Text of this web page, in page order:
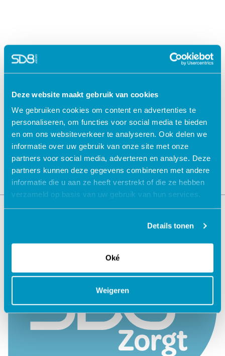
Deze website maakt gebruik van cookies
We gebruiken cookies om content en advertenties te
personaliseren, om functies voor social media te bieden
en om ons websiteverkeer te analyseren. Ook delen we
informatie over uw gebruik van onze site met onze
partners voor social media, adverteren en analyse. Deze
partners kunnen deze gegevens combineren met andere
informatie die u aan ze heeft verstrekt of die ze hebben
verzameld op basis van uw gebruik van hun services.
Details tonen
Oké
Weigeren
Jouw data veilig in de cloud